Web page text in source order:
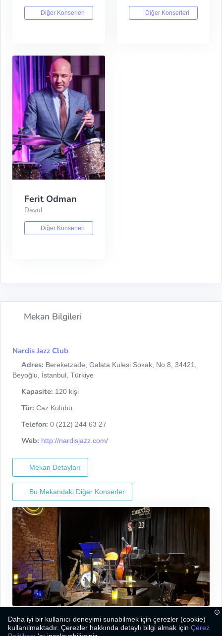
Diğer Konserleri Diğer Konserleri
Ferit Odman
Davul
Diğer Konserleri
Mekan Bilgileri
Nardis Jazz Club
Adres: Bereketzade, Galata Kulesi Sokak, No:8, 34421,
Beyoğlu, İstanbul, Türkiye
Kapasite: 120 kişi
Tür: Caz Kulübü
Telefon: 0 (212) 244 63 27
Web: http://nardisjazz.com/
Mekan Detayları
Bu Mekandaki Diğer Konserler
Daha iyi bir kullanıcı deneyimi sunabilmek için çerezler (cookie)
kullanılmaktadır. Çerezler hakkında detaylı bilgi almak için Çerez